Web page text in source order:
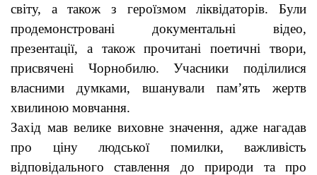
світу, а також з героїзмом ліквідаторів. Були
продемонстровані документальні відео,
презентації, а також прочитані поетичні твори,
присвячені Чорнобилю. Учасники поділилися
власними думками, вшанували пам’ять жертв
хвилиною мовчання.
Захід мав велике виховне значення, адже нагадав
про ціну людської помилки, важливість
відповідального ставлення до природи та про